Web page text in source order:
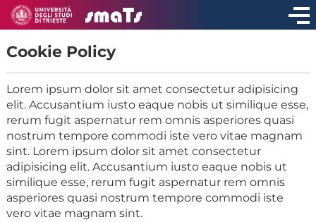
Cookie Policy
Lorem ipsum dolor sit amet consectetur adipisicing
elit. Accusantium iusto eaque nobis ut similique esse,
rerum fugit aspernatur rem omnis asperiores quasi
nostrum tempore commodi iste vero vitae magnam
sint. Lorem ipsum dolor sit amet consectetur
adipisicing elit. Accusantium iusto eaque nobis ut
similique esse, rerum fugit aspernatur rem omnis
asperiores quasi nostrum tempore commodi iste
vero vitae magnam sint.